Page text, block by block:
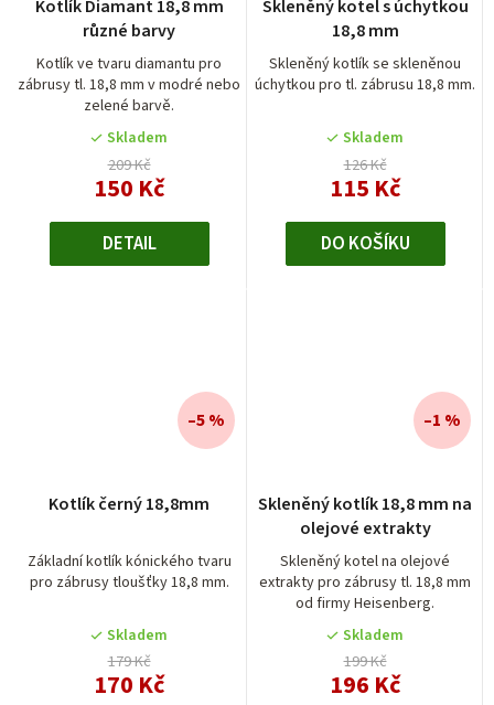
Kotlík Diamant 18,8 mm
různé barvy
Kotlík ve tvaru diamantu pro
zábrusy tl. 18,8 mm v modré nebo
zelené barvě.
Skladem
209 Kč
150 Kč
DETAIL
Skleněný kotel s úchytkou
18,8 mm
Skleněný kotlík se skleněnou
úchytkou pro tl. zábrusu 18,8 mm.
Skladem
126 Kč
115 Kč
DO KOŠÍKU
Kotlík černý 18,8mm
Základní kotlík kónického tvaru
pro zábrusy tloušťky 18,8 mm.
Skladem
179 Kč
170 Kč
–5 %
Skleněný kotlík 18,8 mm na
olejové extrakty
Skleněný kotel na olejové
extrakty pro zábrusy tl. 18,8 mm
od firmy Heisenberg.
hodnocení
produktu
je
5,0
z
5
hvězdiček.
Skladem
199 Kč
196 Kč
–1 %